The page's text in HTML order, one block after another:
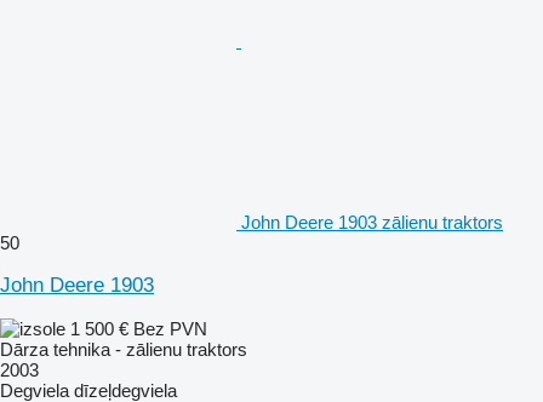
John Deere 1903 zālienu traktors
50
John Deere 1903
1 500 € Bez PVN
Dārza tehnika - zālienu traktors
2003
Degviela dīzeļdegviela